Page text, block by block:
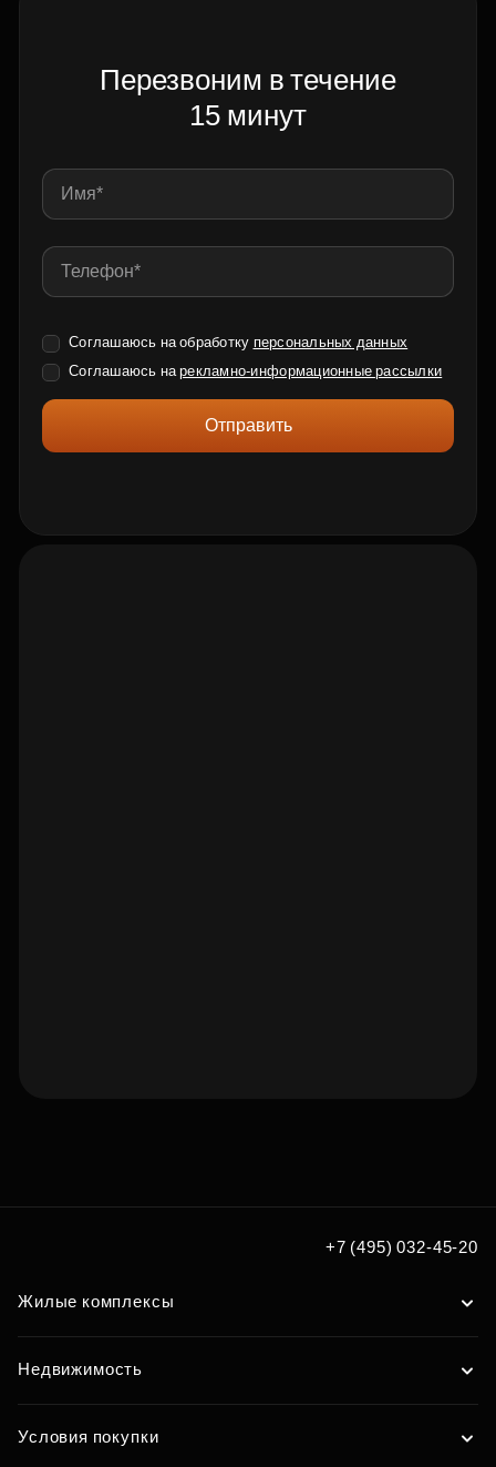
Перезвоним в течение
15 минут
Соглашаюсь на обработку персональных данных
Соглашаюсь нарекламно-информационные рассылки
Отправить
+7 (495) 032-45-20
Жилые комплексы
Недвижимость
Условия покупки